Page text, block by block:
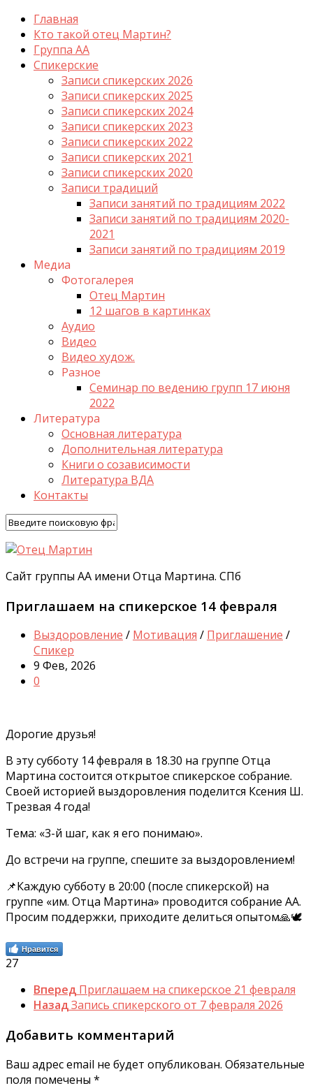
Главная
Кто такой отец Мартин?
Группа АА
Спикерские
Записи спикерских 2026
Записи спикерских 2025
Записи спикерских 2024
Записи спикерских 2023
Записи спикерских 2022
Записи спикерских 2021
Записи спикерских 2020
Записи традиций
Записи занятий по традициям 2022
Записи занятий по традициям 2020-
2021
Записи занятий по традициям 2019
Медиа
Фотогалерея
Отец Мартин
12 шагов в картинках
Аудио
Видео
Видео худож.
Разное
Семинар по ведению групп 17 июня
2022
Литература
Основная литература
Дополнительная литература
Книги о созависимости
Литература ВДА
Контакты
Сайт группы АА имени Отца Мартина. СПб
Приглашаем на спикерское 14 февраля
Выздоровление / Мотивация / Приглашение /
Спикер
9 Фев, 2026
0
Дорогие друзья!
В эту субботу 14 февраля в 18.30 на группе Отца
Мартина состоится открытое спикерское собрание.
Своей историей выздоровления поделится Ксения Ш.
Трезвая 4 года!
Тема: «3-й шаг, как я его понимаю».
До встречи на группе, спешите за выздоровлением!
📌Каждую субботу в 20:00 (после спикерской) на
группе «им. Отца Мартина» проводится собрание АА.
Просим поддержки, приходите делиться опытом🙏🕊️
Нравится
27
Вперед Приглашаем на спикерское 21 февраля
НазадЗапись спикерского от 7 февраля 2026
Добавить комментарий
Ваш адрес email не будет опубликован. Обязательные
поля помечены *